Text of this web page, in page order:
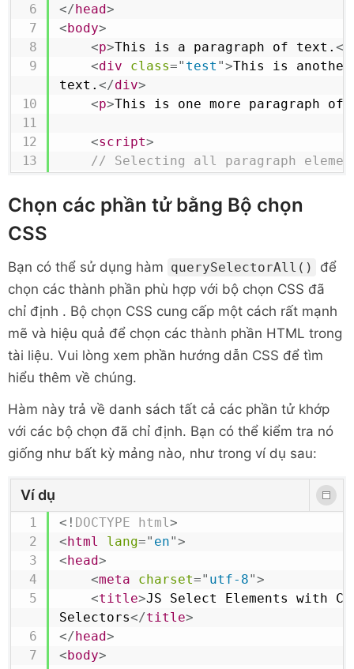
// Highlighting each element's
for ( let elem in matches )
        matches
}
body>
html
</head>
<body>
<p>This is a paragraph of text. </
<div class=" test ">This is another
text. </div>
<p>This is one more paragraph
<script>
// Selecting all paragraph
// Printing the number of
// Highlighting each paragraph's
through loop
for(let elem in matches) {
        matches
[elem].style.
</
script
</body >
</ html>
Chọn các phần tử bằng Bộ chọn
CSS
Bạn có thể sử dụng hàm querySelectorAll()
để
chọn các thành phần phù hợp với bộ chọn CSS đã
chỉ định . Bộ chọn CSS cung cấp một cách rất mạnh
mẽ và hiệu quả để chọn các thành phần HTML trong
tài liệu. Vui lòng xem phần hướng dẫn CSS để tìm
hiểu thêm về chúng.
Hàm này trả về danh sách tất cả các phần tử khớp
với các bộ chọn đã chỉ định. Bạn có thể kiểm tra nó
giống như bất kỳ mảng nào, như trong ví dụ sau:
Ví dụ
<! DOCTYPE html>
<html lang=" en">
<head>
<meta charset=" utf-8">
<title>JS Select Elements with
Selectors</title>
</head>
<body>